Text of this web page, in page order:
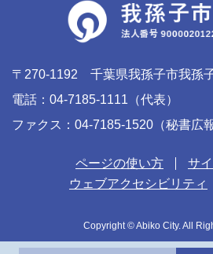
〒270-1192 千葉県我孫子市我孫
電話：04-7185-1111（代表）
ファクス：04-7185-1520（秘書広
ページの使い方
サ
ウェブアクセシビリティ
Copyright © Abiko City. All